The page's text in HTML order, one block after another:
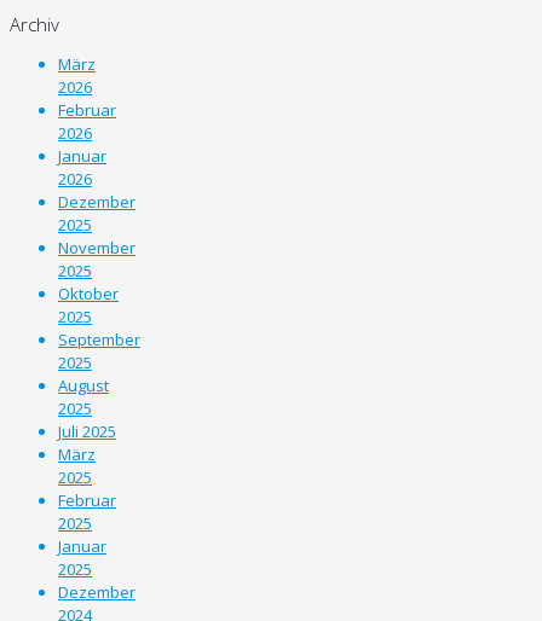
Archiv
März
2026
Februar
2026
Januar
2026
Dezember
2025
November
2025
Oktober
2025
September
2025
August
2025
Juli 2025
März
2025
Februar
2025
Januar
2025
Dezember
2024